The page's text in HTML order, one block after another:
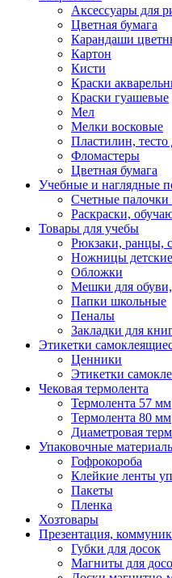
Аксессуары для
Цветная бумага
Карандаши
Картон
Кисти
Краски
Краски гуашевые
Мел
Мелки восковые
Пластилин, тесто
Фломастеры
Цветная бумага
Учебные и наглядные
Счетные палочки
Раскраски,
Товары для учебы
Рюкзаки, ранцы,
Ножницы детские
Обложки
Мешки для
Папки школьные
Пеналы
Закладки для
Этикетки
Ценники
Этикетки
Чековая термолента
Термолента 57 мм
Термолента 80 мм
Диаметровая
Упаковочные
Гофрокороба
Клейкие ленты
Пакеты
Пленка
Хозтовары
Презентация,
Губки для досок
Магниты для